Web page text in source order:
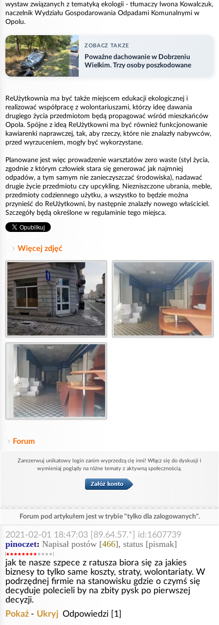
wystaw związanych z tematyką ekologii - tłumaczy Iwona Kowalczuk,
naczelnik Wydziału Gospodarowania Odpadami Komunalnymi w
Opolu.
ZOBACZ TAKZE
Poważne dachowanie w Dobrzeniu
Wielkim. Trzy osoby poszkodowane
ReUżytkownia ma być także miejscem edukacji ekologicznej i
realizować współpracę z wolontariuszami, którzy ideę dawania
drugiego życia przedmiotom będą propagować wśród mieszkańców
Opola. Spójne z ideą ReUżytkowni ma być również funkcjonowanie
kawiarenki naprawczej, tak, aby rzeczy, które nie znalazły nabywców,
przed wyrzuceniem, mogły być wykorzystane.
Planowane jest więc prowadzenie warsztatów zero waste (styl życia,
zgodnie z którym człowiek stara się generować jak najmniej
odpadów, a tym samym nie zanieczyszczać środowiska), nadawać
drugie życie przedmiotu czy upcykling. Niezniszczone ubrania, meble,
przedmioty codziennego użytku, a wszystko to będzie można
przynieść do ReUżytkowni, by następnie znalazły nowego właściciel.
Szczegóły będą określone w regulaminie tego miejsca.
Więcej zdjęć
Forum
Zarezerwuj unikatowy login zanim wyprzedzą cię inni! Włącz się do dyskusji i
wymieniaj poglądy na różne tematy z aktywną społecznością.
Forum pod artykułem jest w trybie "tylko dla zalogowanych".
2021-02-01 18:47:03 [89.64.57.*] id:1607739
pinoczet: Napisał postów [466], status [pismak]
jak te nasze szpece z ratusza biora się za jakies
biznesy to tylko same koszty, straty, wolontariaty. W
podrzędnej firmie na stanowisku gdzie o czymś się
decyduje polecieli by na zbity pysk po pierwszej
decyzji.
Pokaż - Ukryj Odpowiedzi [1]